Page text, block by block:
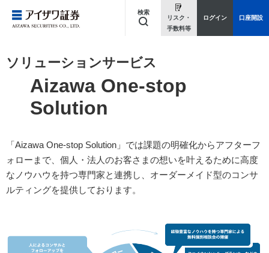
検索
キーワードを入力してください
リスク・
手数料等
ログイン 口座開設
ソリューションサービス
Aizawa One-stop
Solution
「Aizawa One-stop Solution」では課題の明確化からアフターフ
ォローまで、個人・法人のお客さまの想いを叶えるために高度
なノウハウを持つ専門家と連携し、オーダーメイド型のコンサ
ルティングを提供しております。